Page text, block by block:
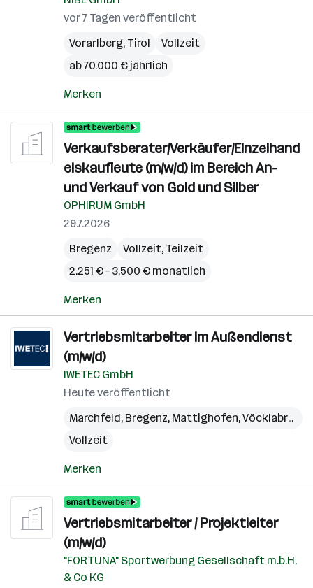
vor 7 Tagen veröffentlicht
Vorarlberg, Tirol
Vollzeit
ab 70.000 € jährlich
Merken
Verkaufsberater/Verkäufer/Einzelhand
elskaufleute (m/w/d) im Bereich An-
und Verkauf von Gold und Silber
OPHIRUM GmbH
29.7.2026
Bregenz
Vollzeit, Teilzeit
2.251 € – 3.500 € monatlich
Merken
Vertriebsmitarbeiter im Außendienst
(m/w/d)
IWETEC GmbH
Heute veröffentlicht
Marchfeld, Bregenz, Mattighofen,Vöcklabruck
Vollzeit
Merken
Vertriebsmitarbeiter / Projektleiter
(m/w/d)
"FORTUNA" Sportwerbung Gesellschaft m.b.H.
& Co KG